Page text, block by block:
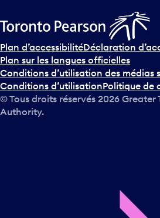
s
u
r
l
e
c
a
Plan d’accessibilitéDéclaration
Plan sur les langues officielles
Conditions d’utilisation des médias
Conditions d’utilisationPolitique de
© Tous droits réservés 2026 Greater
Authority.